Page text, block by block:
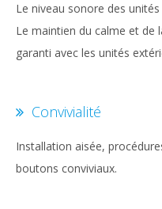
Le niveau sonore des
Le maintien du calme et de
garanti avec les unités
Convivialité
Installation aisée,
boutons conviviaux.